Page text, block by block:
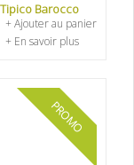
Barocco
+ Ajouter au panier
+ En savoir plus
PROMO